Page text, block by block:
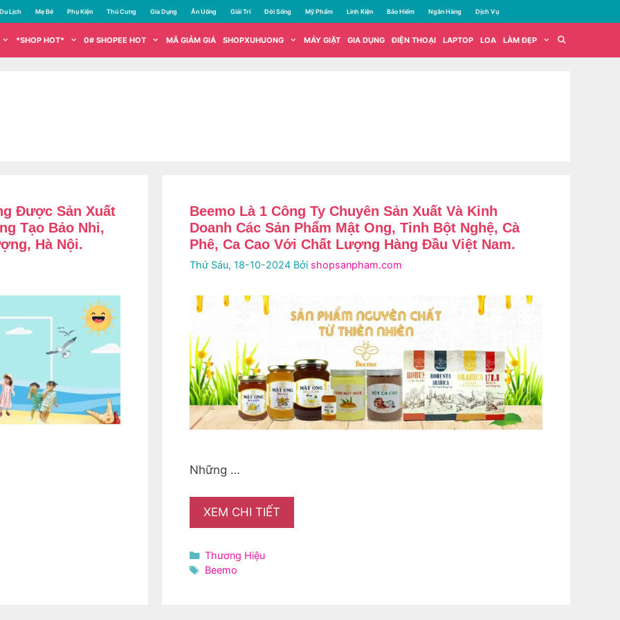
Du Lịch Mẹ Bé Phụ Kiện Thú Cưng Gia Dụng Ăn Uống Giải Trí Đời Sống Mỹ Phẩm Linh Kiện Bảo Hiểm Ngân Hàng Dịch Vụ
*SHOP HOT* 0# SHOPEE HOT MÃ GIẢM GIÁ SHOPXUHUONG MÁY GIẶT GIA DỤNG ĐIỆN THOẠI LAPTOP LOA LÀM ĐẸP
Được Sản Xuất
Tạo Bảo Nhi,
Hà Nội.
Beemo Là 1 Công Ty Chuyên Sản Xuất Và Kinh
Doanh Các Sản Phẩm Mật Ong, Tinh Bột Nghệ, Cà
Phê, Ca Cao Với Chất Lượng Hàng Đầu Việt Nam.
Thứ Sáu, 18-10-2024 Bởi shopsanpham.com
Những …
XEM CHI TIẾT
Danh
mục
Thương Hiệu
Thẻ
Beemo